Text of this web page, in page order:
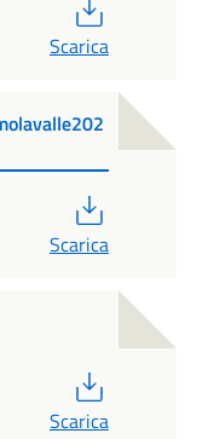
Scarica
Scarica
Scarica